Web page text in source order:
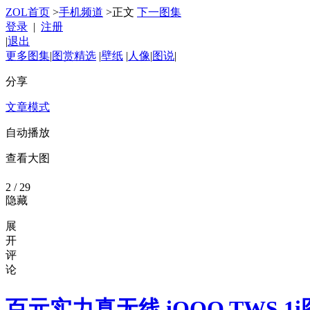
ZOL首页 >手机频道 >正文 下一图集
登录 | 注册
|退出
更多图集|图赏精选 |壁纸 | 人像|图说|
分享
文章模式
自动播放
查看大图
2 / 29
隐藏
展
开
评
论